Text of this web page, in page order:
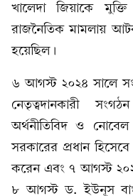
খালেদা জিয়াকে
রাজনৈতিক মামলায়
হয়েছিল।
৬ আগস্ট ২০২৪ সালে
নেতৃত্বদানকারী
অর্থনীতিবিদ ও নোবেল
সরকারের প্রধান
করেন এবং ৭ আগস্ট
৮ আগস্ট ড. ইউনূস